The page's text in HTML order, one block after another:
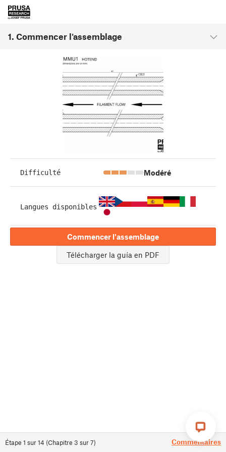
1. Commencer l'assemblage
Étape 1 sur14 (Chapitre 3 sur7) Commentaires
Difficulté Modéré
Langues disponibles
Commencer l'assemblage
Télécharger la guía en PDF